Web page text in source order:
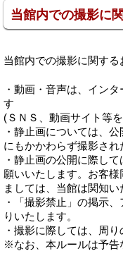
当館内での撮影に
当館内での撮影に関す
・動画・音声は、イン
す
(ＳＮＳ、動画サイト等
・静止画については、
にもかかわらず撮影さ
・静止画の公開に際し
願いいたします。お客
ましては、当館は関知い
・「撮影禁止」の掲示
りいたします。
・撮影に際しては、周
※なお、本ルールは予告